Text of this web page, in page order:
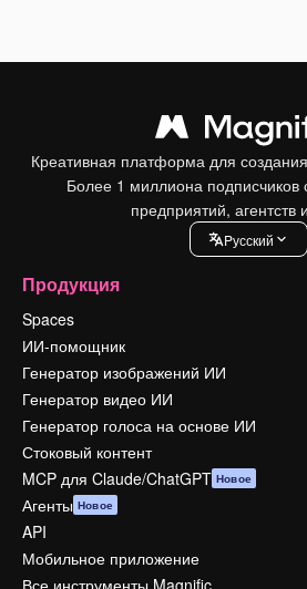
Креативная платформа для
Более 1 миллиона подписчиков
предприятий, агентств
Pусский
Продукция
Spaces
ИИ-помощник
Генератор изображений ИИ
Генератор видео ИИ
Генератор голоса на основе ИИ
Стоковый контент
MCP для Claude/ChatGPT Новое
Агенты Новое
API
Мобильное приложение
Все инструменты Magnific